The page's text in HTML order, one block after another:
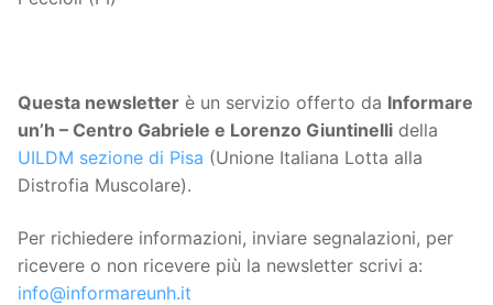
Questa newsletter è un servizio offerto da Informare
un’h – Centro Gabriele e Lorenzo Giuntinelli della
UILDM sezione di Pisa (Unione Italiana Lotta alla
Distrofia Muscolare).
Per richiedere informazioni, inviare segnalazioni, per
ricevere o non ricevere più la newsletter scrivi a:
info@informareunh.it